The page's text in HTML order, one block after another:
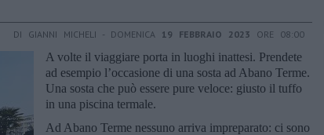
DI GIANNI MICHELI - DOMENICA 19 FEBBRAIO 2023 ORE 08:00
A volte il viaggiare porta in luoghi inattesi. Prendete
ad esempio l’occasione di una sosta ad Abano Terme.
Una sosta che può essere pure veloce: giusto il tuffo
in una piscina termale.
Ad Abano Terme nessuno arriva impreparato: ci sono